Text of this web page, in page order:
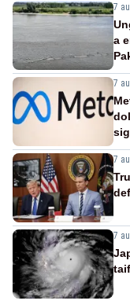
7
a
7
7
7